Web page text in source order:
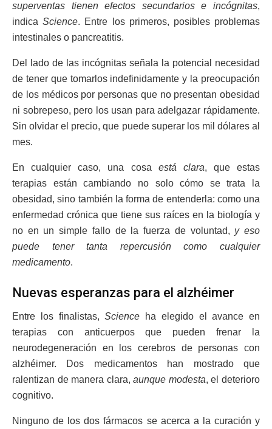
superventas tienen efectos secundarios e incógnitas,
indicaScience. Entre los primeros, posibles problemas
intestinales o pancreatitis.
Del lado de las incógnitas señala la potencial necesidad
de tener que tomarlos indefinidamente y la preocupación
de los médicos por personas que no presentan obesidad
ni sobrepeso, pero los usan para adelgazar rápidamente.
Sin olvidar el precio, que puede superar los mil dólares al
mes.
En cualquier caso, una cosa está clara, que estas
terapias están cambiando no solo cómo se trata la
obesidad, sino también la forma de entenderla: como una
enfermedad crónica que tiene sus raíces en la biología y
no en un simple fallo de la fuerza de voluntad, y eso
puede tener tanta repercusión como cualquier
medicamento.
Nuevas esperanzas para el alzhéimer
Entre los finalistas,Science ha elegido el avance en
terapias con anticuerpos que pueden frenar la
neurodegeneración en los cerebros de personas con
alzhéimer. Dos medicamentos han mostrado que
ralentizan de manera clara,aunque modesta, el deterioro
cognitivo.
Ninguno de los dos fármacos se acerca a la curación y